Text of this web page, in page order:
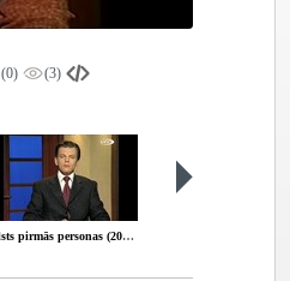
(0) (3)
Valsts pirmās personas (2004-02-26)